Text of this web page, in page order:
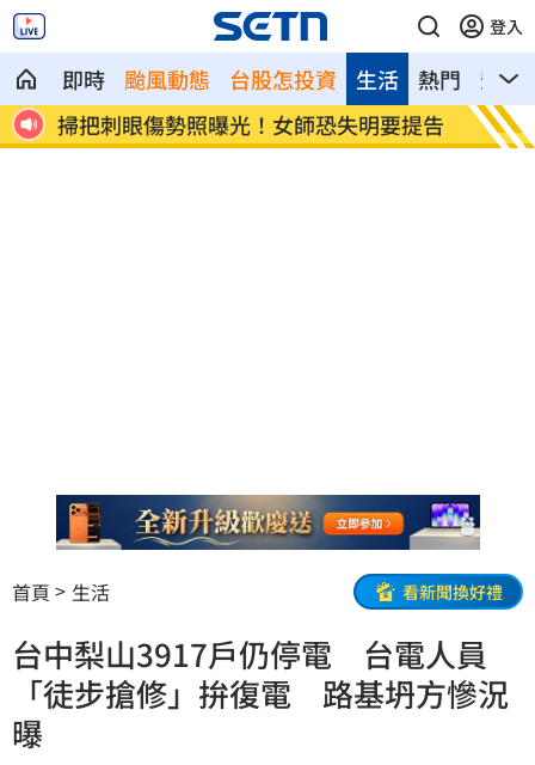
登入
即時 颱風動態 台股怎投資 熱門 影音
生活
告
新北國王簽周儀翔 毛加恩盛讚頂尖對抗
性
泰國
首頁 生活 看新聞換好禮
台中梨山3917戶仍停電 台電人員
「徒步搶修」拚復電 路基坍方慘況
曝